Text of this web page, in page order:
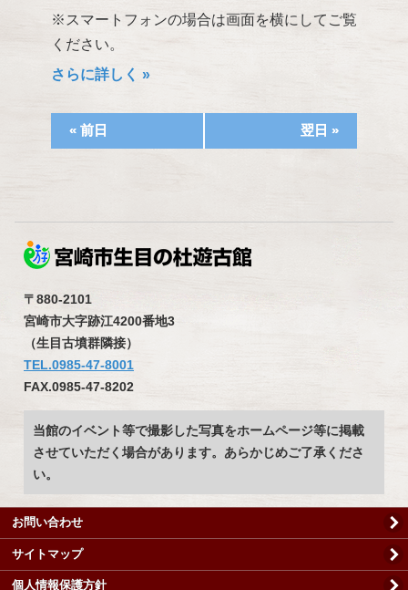
ン
を
表
示
※スマートフォンの場合は画面を横にしてご覧
ください。
さらに詳しく »
« 前日 翌日 »
〒880-2101
宮崎市大字跡江4200番地3
（生目古墳群隣接）
TEL.0985-47-8001
FAX.0985-47-8202
当館のイベント等で撮影した写真をホームページ等に掲載
させていただく場合があります。あらかじめご了承くださ
い。
お問い合わせ
サイトマップ
個人情報保護方針